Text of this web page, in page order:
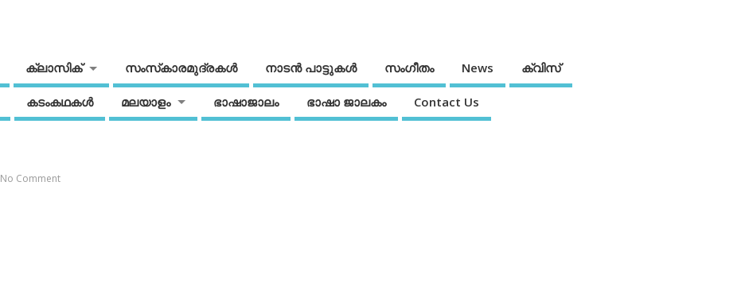
ക്ലാസിക് സംസ്‌കാരമുദ്രകള്‍ നാടന്‍ പാട്ടുകള്‍ സംഗീതം News ക്വിസ്
കടംകഥകള്‍ മലയാളം ഭാഷാജാലം ഭാഷാ ജാലകം Contact Us
No Comment